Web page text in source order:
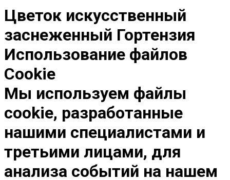
Цветок искусственный
заснеженный Гортензия
Использование файлов
Cookie
Мы используем файлы
cookie, разработанные
нашими специалистами и
третьими лицами, для
анализа событий на нашем